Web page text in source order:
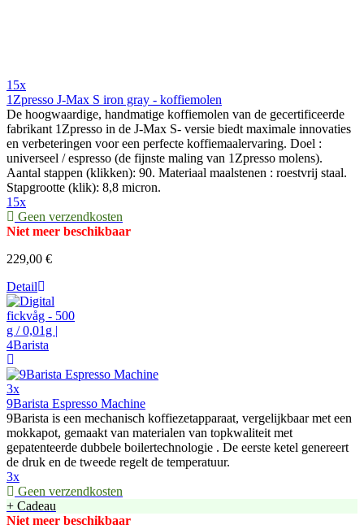
15x
1Zpresso J-Max S iron gray - koffiemolen
De hoogwaardige, handmatige koffiemolen van de gecertificeerde
fabrikant 1Zpresso in de J-Max S- versie biedt maximale innovaties
en verbeteringen voor een perfecte koffiemaalervaring. Doel :
universeel / espresso (de fijnste maling van 1Zpresso molens).
Aantal stappen (klikken): 90. Materiaal maalstenen : roestvrij staal.
Stapgrootte (klik): 8,8 micron.
15x
Geen verzendkosten
Niet meer beschikbaar
229,00 €
Detail
3x
9Barista Espresso Machine
9Barista is een mechanisch koffiezetapparaat, vergelijkbaar met een
mokkapot, gemaakt van materialen van topkwaliteit met
gepatenteerde dubbele boilertechnologie . De eerste ketel genereert
de druk en de tweede regelt de temperatuur.
3x
Geen verzendkosten
+ Cadeau
Niet meer beschikbaar